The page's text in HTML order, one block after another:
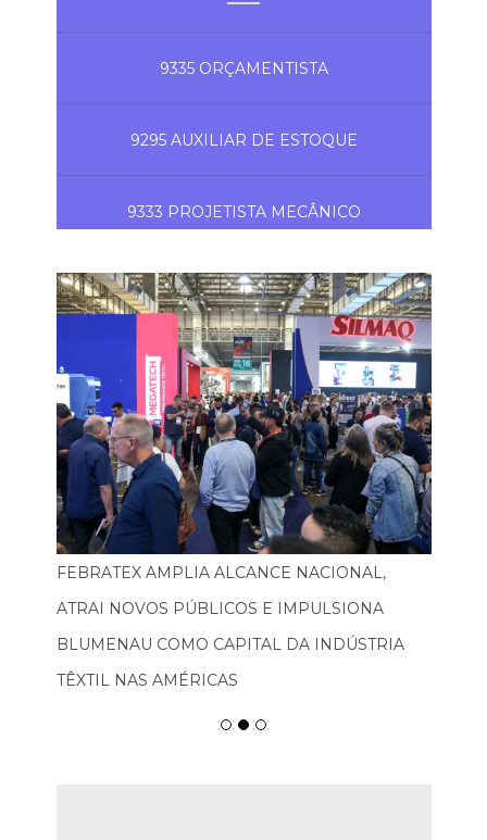
9335 ORÇAMENTISTA
9295 AUXILIAR DE ESTOQUE
9333 PROJETISTA MECÂNICO
FEBRATEX AMPLIA ALCANCE NACIONAL,
ATRAI NOVOS PÚBLICOS E IMPULSIONA
BLUMENAU COMO CAPITAL DA INDÚSTRIA
TÊXTIL NAS AMÉRICAS